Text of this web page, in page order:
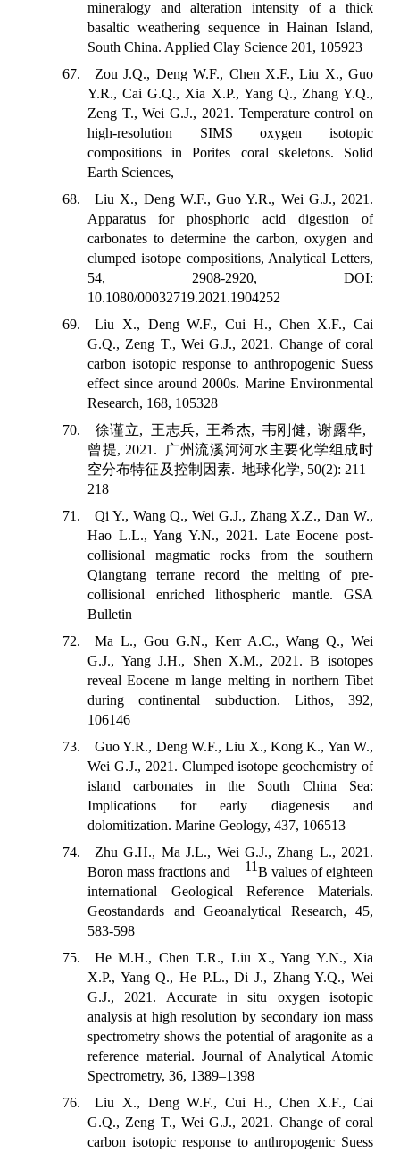
mineralogy and alteration intensity of a thick
basaltic weathering sequence in Hainan Island,
South China. Applied Clay Science 201, 105923
67. Zou J.Q., Deng W.F., Chen X.F., Liu X., Guo
Y.R., Cai G.Q., Xia X.P., Yang Q., Zhang Y.Q.,
Zeng T., Wei G.J., 2021. Temperature control on
high-resolution SIMS oxygen isotopic
compositions in Porites coral skeletons. Solid
Earth Sciences,
68. Liu X., Deng W.F., Guo Y.R., Wei G.J., 2021.
Apparatus for phosphoric acid digestion of
carbonates to determine the carbon, oxygen and
clumped isotope compositions, Analytical Letters,
54, 2908-2920, DOI:
10.1080/00032719.2021.1904252
69. Liu X., Deng W.F., Cui H., Chen X.F., Cai
G.Q., Zeng T., Wei G.J., 2021. Change of coral
carbon isotopic response to anthropogenic Suess
effect since around 2000s. Marine Environmental
Research, 168, 105328
70. 徐谨立, 王志兵, 王希杰, 韦刚健, 谢露华,
曾提, 2021.
广州流溪河河水主要化学组成时
空分布特征及控制因素.地球化学, 50(2): 211–
218
71. Qi Y., Wang Q., Wei G.J., Zhang X.Z., Dan W.,
Hao L.L., Yang Y.N., 2021. Late Eocene post-
collisional magmatic rocks from the southern
Qiangtang terrane record the melting of pre-
collisional enriched lithospheric mantle. GSA
Bulletin
72. Ma L., Gou G.N., Kerr A.C., Wang Q., Wei
G.J., Yang J.H., Shen X.M., 2021. B isotopes
reveal Eocene m lange melting in northern Tibet
during continental subduction. Lithos, 392,
106146
73. Guo Y.R., Deng W.F., Liu X., Kong K., Yan W.,
Wei G.J., 2021. Clumped isotope geochemistry of
island carbonates in the South China Sea:
Implications for early diagenesis and
dolomitization. Marine Geology, 437, 106513
74. Zhu G.H., Ma J.L., Wei G.J., Zhang L., 2021.
Boron mass fractions and
11B values of eighteen
international Geological Reference Materials.
Geostandards and Geoanalytical Research, 45,
583-598
75. He M.H., Chen T.R., Liu X., Yang Y.N., Xia
X.P., Yang Q., He P.L., Di J., Zhang Y.Q., Wei
G.J., 2021. Accurate in situ oxygen isotopic
analysis at high resolution by secondary ion mass
spectrometry shows the potential of aragonite as a
reference material. Journal of Analytical Atomic
Spectrometry, 36, 1389–1398
76. Liu X., Deng W.F., Cui H., Chen X.F., Cai
G.Q., Zeng T., Wei G.J., 2021. Change of coral
carbon isotopic response to anthropogenic Suess